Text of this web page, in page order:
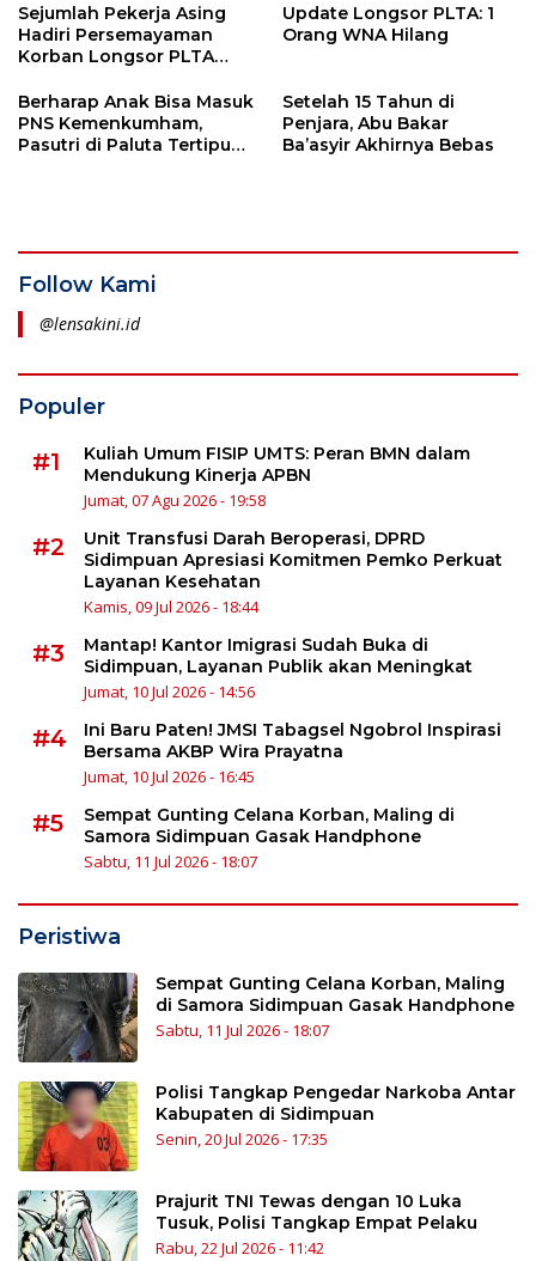
Sejumlah Pekerja Asing
Hadiri Persemayaman
Korban Longsor PLTA
Update Longsor PLTA: 1
Orang WNA Hilang
Berharap Anak Bisa Masuk
PNS Kemenkumham,
Pasutri di Paluta Tertipu
Setelah 15 Tahun di
Penjara, Abu Bakar
Ba’asyir Akhirnya Bebas
Follow Kami
@lensakini.id
Populer
#1
Kuliah Umum FISIP UMTS: Peran BMN dalam
Mendukung Kinerja APBN
Jumat, 07 Agu 2026 - 19:58
#2
Unit Transfusi Darah Beroperasi, DPRD
Sidimpuan Apresiasi Komitmen Pemko Perkuat
Layanan Kesehatan
Kamis, 09 Jul 2026 - 18:44
#3
Mantap! Kantor Imigrasi Sudah Buka di
Sidimpuan, Layanan Publik akan Meningkat
Jumat, 10 Jul 2026 - 14:56
#4
Ini Baru Paten! JMSI Tabagsel Ngobrol Inspirasi
Bersama AKBP Wira Prayatna
Jumat, 10 Jul 2026 - 16:45
#5
Sempat Gunting Celana Korban, Maling di
Samora Sidimpuan Gasak Handphone
Sabtu, 11 Jul 2026 - 18:07
Peristiwa
Sempat Gunting Celana Korban, Maling
di Samora Sidimpuan Gasak Handphone
Sabtu, 11 Jul 2026 - 18:07
Polisi Tangkap Pengedar Narkoba Antar
Kabupaten di Sidimpuan
Senin, 20 Jul 2026 - 17:35
Prajurit TNI Tewas dengan 10 Luka
Tusuk, Polisi Tangkap Empat Pelaku
Rabu, 22 Jul 2026 - 11:42